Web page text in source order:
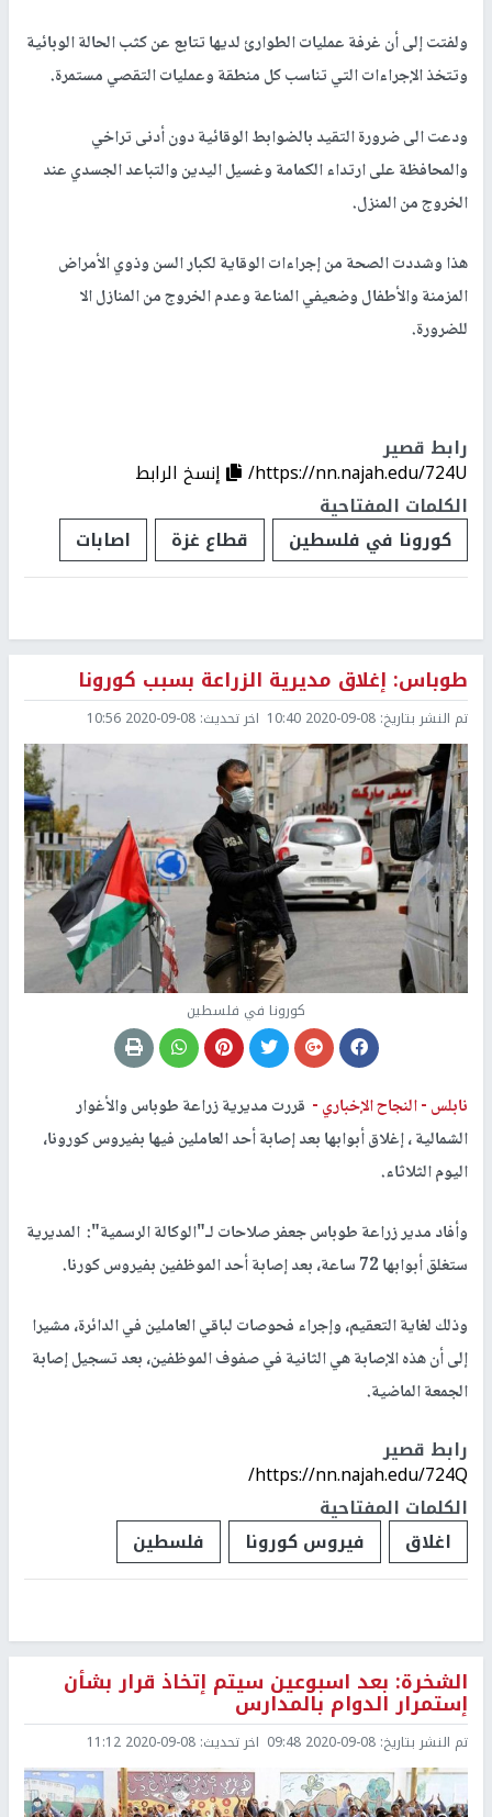
ولفتت إلى أن غرفة عمليات الطوارئ لديها تتابع عن كثب الحالة الوبائية
وتتخذ الإجراءات التي تناسب كل منطقة وعمليات التقصي مستمرة.
ودعت الى ضرورة التقيد بالضوابط الوقائية دون أدنى تراخي
والمحافظة على ارتداء الكمامة وغسيل اليدين والتباعد الجسدي عند
الخروج من المنزل.
هذا وشددت الصحة من إجراءات الوقاية لكبار السن وذوي الأمراض
المزمنة والأطفال وضعيفي المناعة وعدم الخروج من المنازل الا
للضرورة.
رابط قصير
https://nn.najah.edu/724U/
إنسخ الرابط
الكلمات المفتاحية
كورونا في فلسطين
قطاع غزة اصابات
طوباس: إغلاق مديرية الزراعة بسبب كورونا
تم النشر بتاريخ: 2020-09-08 10:40 اخر تحديث: 2020-09-08 10:56
كورونا في فلسطين
نابلس -النجاح الإخباري - قررت مديرية زراعة طوباس والأغوار
الشمالية ، إغلاق أبوابها بعد إصابة أحد العاملين فيها بفيروس كورونا،
اليوم الثلاثاء.
وأفاد مدير زراعة طوباس جعفر صلاحات لـ"الوكالة الرسمية": المديرية
ستغلق أبوابها 72 ساعة، بعد إصابة أحد الموظفين بفيروس كورنا.
وذلك لغاية التعقيم، وإجراء فحوصات لباقي العاملين في الدائرة، مشيرا
إلى أن هذه الإصابة هي الثانية في صفوف الموظفين، بعد تسجيل إصابة
الجمعة الماضية.
رابط قصير
https://nn.najah.edu/724Q/
الكلمات المفتاحية
اغلاق
فيروس كورونا فلسطين
الشخرة: بعد اسبوعين سيتم إتخاذ قرار بشأن
إستمرار الدوام بالمدارس
تم النشر بتاريخ: 2020-09-08 09:48 اخر تحديث: 2020-09-08 11:12